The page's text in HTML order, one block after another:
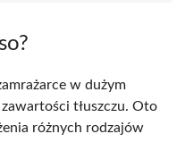
w dużym
tłuszczu. Oto
różnych rodzajów